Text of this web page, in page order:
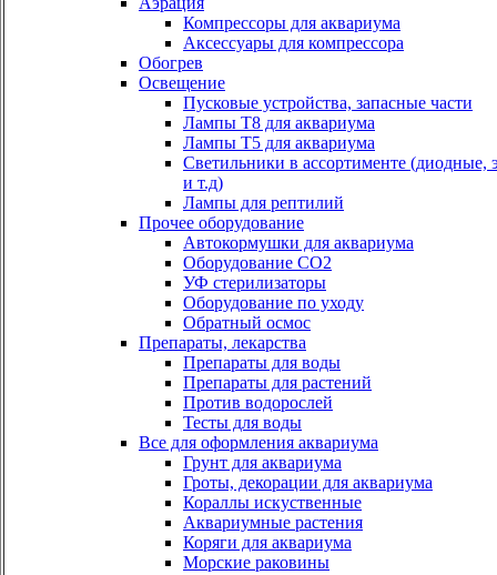
Компрессоры для аквариума
Аксессуары для компрессора
Обогрев
Освещение
Пусковые устройства, запасные части
Лампы Т8 для аквариума
Лампы Т5 для аквариума
Светильники в ассортименте (диодные,
и т.д)
Лампы для рептилий
Прочее оборудование
Автокормушки для аквариума
Оборудование СО2
УФ стерилизаторы
Оборудование по уходу
Обратный осмос
Препараты, лекарства
Препараты для воды
Препараты для растений
Против водорослей
Тесты для воды
Все для оформления аквариума
Грунт для аквариума
Гроты, декорации для аквариума
Кораллы искуственные
Аквариумные растения
Коряги для аквариума
Морские раковины